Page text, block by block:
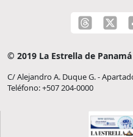
© 2019 La Estrella de Panamá
C/ Alejandro A. Duque G. -
Teléfono: +507 204-0000